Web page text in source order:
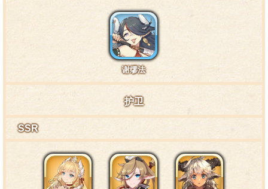
咿——团长……你太用力啦……痛死啦……
特训4阶段台词3·腿部3
这伤，什么时候才能不疼了呢……
特训4阶段台词4·通常5
别的先不提，撤退第一名！
谢缪法
护卫
SSR